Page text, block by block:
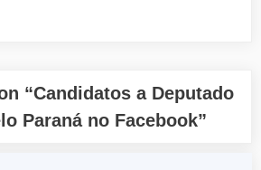
“Candidatos a Deputado
Paraná no Facebook”